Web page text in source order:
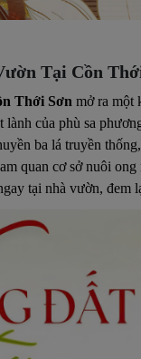
Tại Cồn
Thới Sơn mở ra một
của phù sa
ba lá truyền
quan cơ sở nuôi
tại nhà vườn, đem